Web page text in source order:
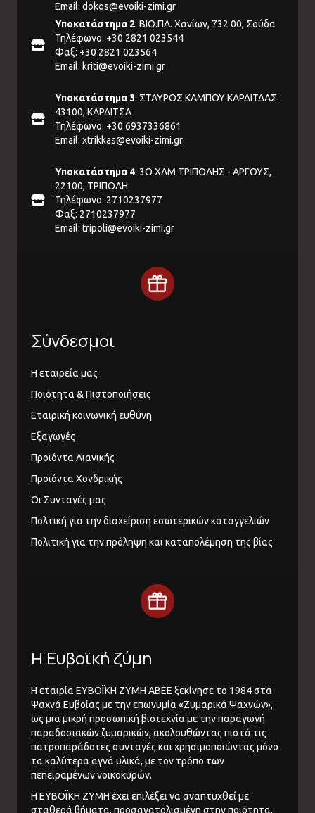
Email: dokos@evoiki-zimi.gr
Υποκατάστημα 2: ΒΙΟ.ΠΑ. Χανίων, 732 00, Σούδα
Τηλέφωνο: +30 2821 023544
Φαξ: +30 2821 023564
Email: kriti@evoiki-zimi.gr
Υποκατάστημα 3: ΣΤΑΥΡΟΣ ΚΑΜΠΟΥ ΚΑΡΔΙΤΔΑΣ
43100, ΚΑΡΔΙΤΣΑ
Τηλέφωνο: +30 6937336861
Email: xtrikkas@evoiki-zimi.gr
Υποκατάστημα 4: 3Ο ΧΛΜ ΤΡΙΠΟΛΗΣ - ΑΡΓΟΥΣ,
22100, ΤΡΙΠΟΛΗ
Τηλέφωνο: 2710237977
Φαξ: 2710237977
Email: tripoli@evoiki-zimi.gr
Σύνδεσμοι
Η εταιρεία μας
Ποιότητα & Πιστοποιήσεις
Εταιρική κοινωνική ευθύνη
Εξαγωγές
Προϊόντα Λιανικής
Προϊόντα Χονδρικής
Οι Συνταγές μας
Πολτική για την διαχείριση εσωτερικών καταγγελιών
Πολιτική για την πρόληψη και καταπολέμηση της βίας
Η Ευβοϊκή ζύμη
Η εταιρία ΕΥΒΟΪΚΗ ΖΥΜΗ ΑΒΕΕ ξεκίνησε το 1984 στα
Ψαχνά Ευβοίας με την επωνυμία «Ζυμαρικά Ψαχνών»,
ως μια μικρή προσωπική βιοτεχνία με την παραγωγή
παραδοσιακών ζυμαρικών, ακολουθώντας πιστά τις
πατροπαράδοτες συνταγές και χρησιμοποιώντας μόνο
τα καλύτερα αγνά υλικά, με τον τρόπο των
πεπειραμένων νοικοκυρών.
Η ΕΥΒΟΪΚΗ ΖΥΜΗ έχει επιλέξει να αναπτυχθεί με
σταθερά βήματα, προσανατολισμένη στην ποιότητα,